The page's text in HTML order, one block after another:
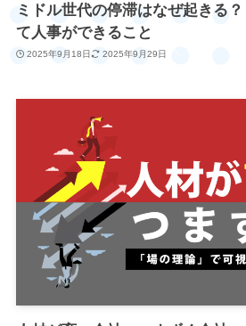
ミドル世代の停滞はなぜ起きる
て人事ができること
2025年9月18日 2025年9月29日